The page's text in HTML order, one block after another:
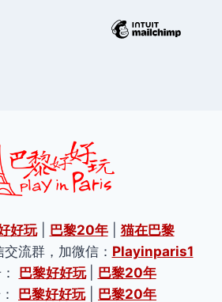
好玩| 巴黎20年| 猫在巴黎
流群，加微信： Playinparis1
巴黎好好玩
巴黎20年
巴黎好好玩| 巴黎20年